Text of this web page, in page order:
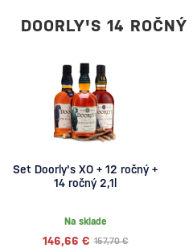
DOORLY'S 14
Set Doorly's XO + 12 ročný +
14 ročný 2,1l
Na sklade
157,70 €
146,66 €